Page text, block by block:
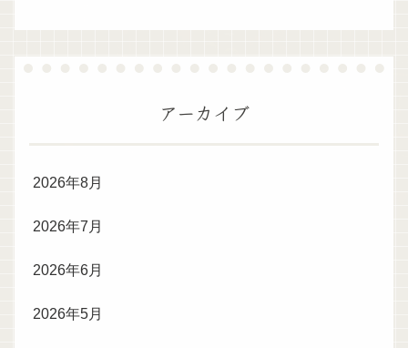
アーカイブ
2026年8月
2026年7月
2026年6月
2026年5月